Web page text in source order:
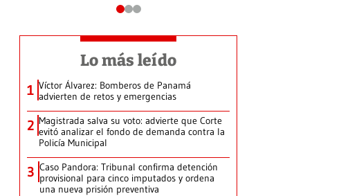
Lo más leído
1 Víctor Álvarez: Bomberos de Panamá
advierten de retos y emergencias
2 Magistrada salva su voto: advierte que Corte
evitó analizar el fondo de demanda contra la
Policía Municipal
3 Caso Pandora: Tribunal confirma detención
provisional para cinco imputados y ordena
una nueva prisión preventiva